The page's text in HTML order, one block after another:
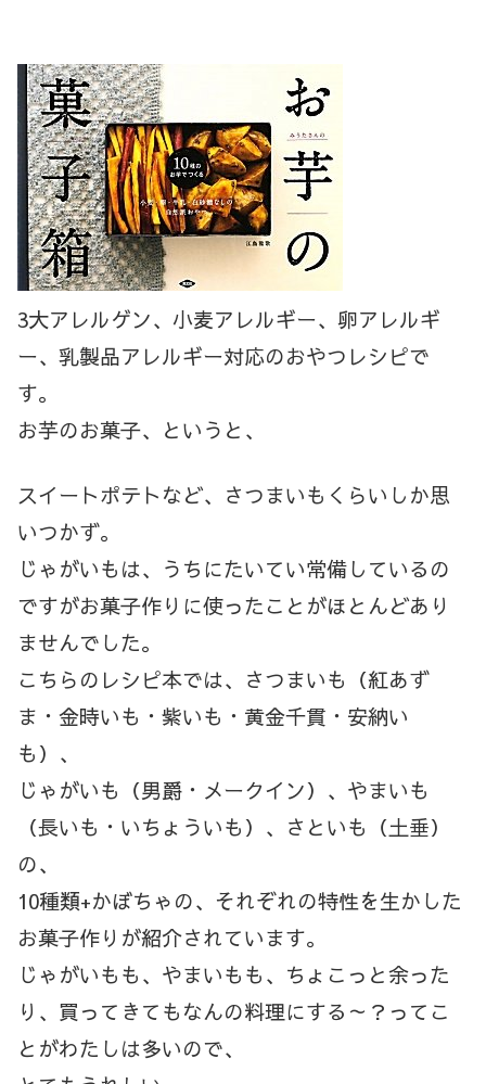
3大アレルゲン、小麦アレルギー、卵アレルギ
ー、乳製品アレルギー対応のおやつレシピで
す。
お芋のお菓子、というと、
スイートポテトなど、さつまいもくらいしか思
いつかず。
じゃがいもは、うちにたいてい常備しているの
ですがお菓子作りに使ったことがほとんどあり
ませんでした。
こちらのレシピ本では、さつまいも（紅あず
ま・金時いも・紫いも・黄金千貫・安納い
も）、
じゃがいも（男爵・メークイン）、やまいも
（長いも・いちょういも）、さといも（土垂）
の、
10種類+かぼちゃの、それぞれの特性を生かした
お菓子作りが紹介されています。
じゃがいもも、やまいもも、ちょこっと余った
り、買ってきてもなんの料理にする～？ってこ
とがわたしは多いので、